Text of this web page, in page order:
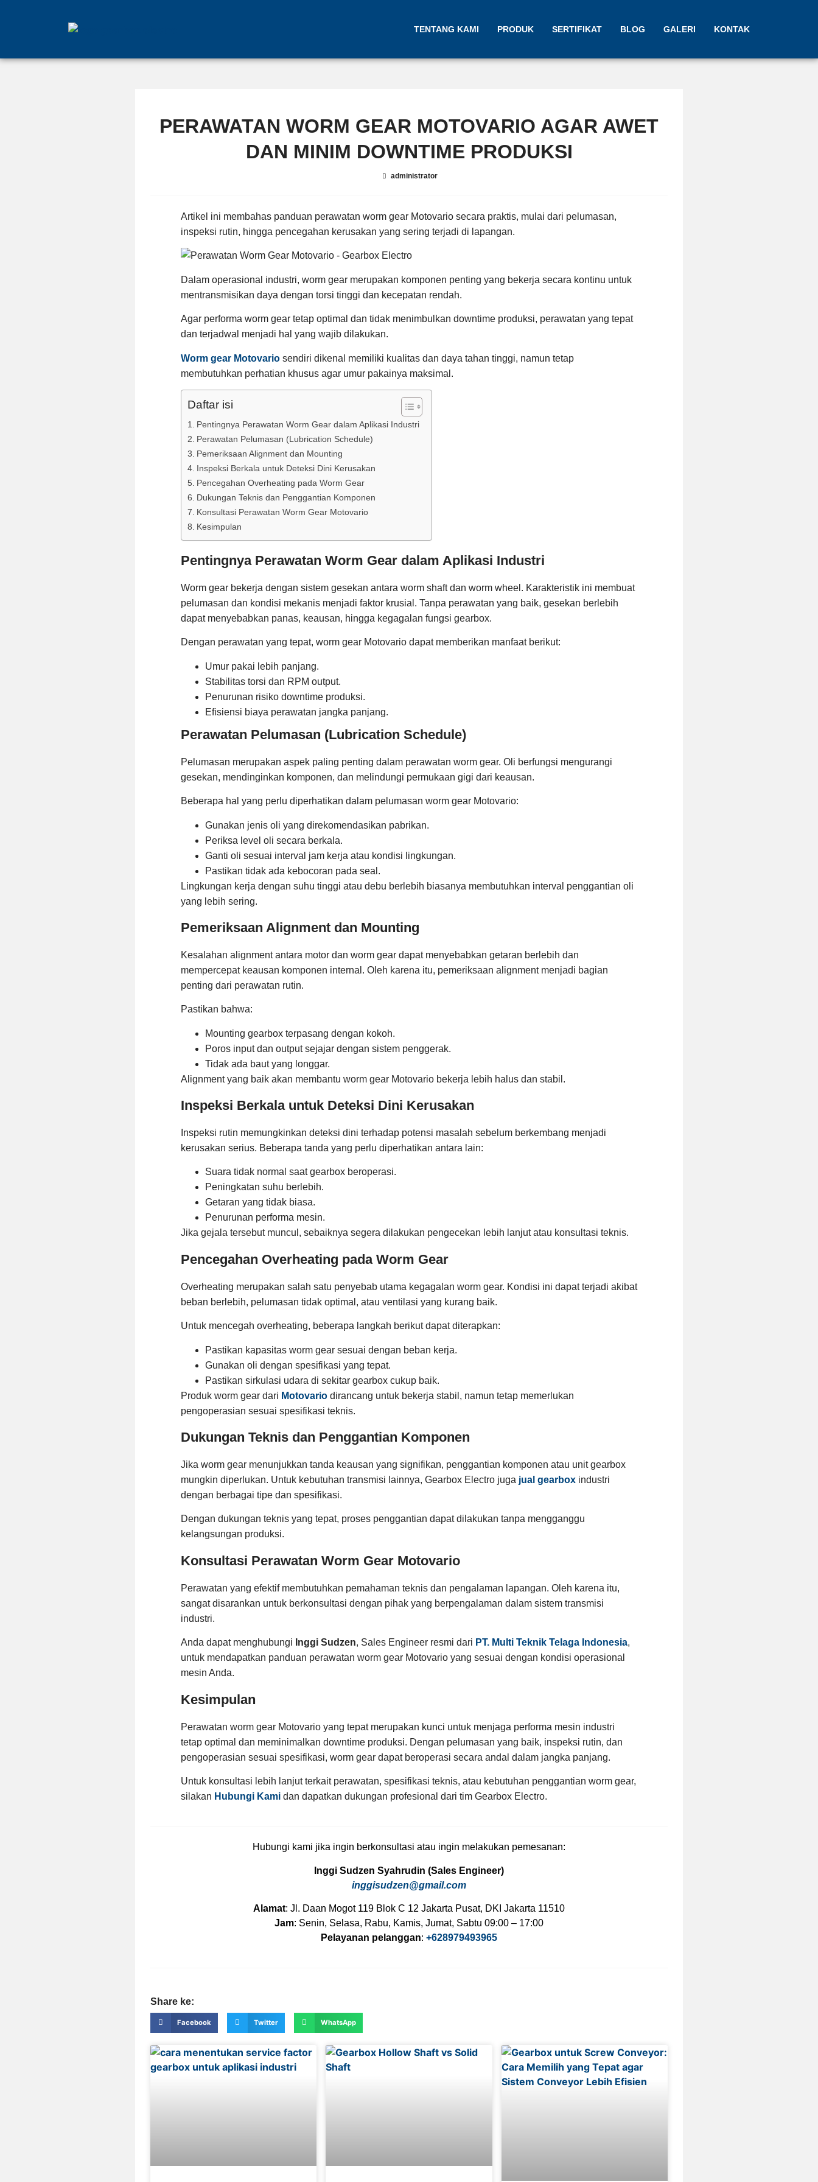
TENTANG KAMI PRODUK SERTIFIKAT BLOG GALERI KONTAK
PERAWATAN WORM GEAR MOTOVARIO AGAR AWET
DAN MINIM DOWNTIME PRODUKSI
administrator
Artikel ini membahas panduan perawatan worm gear Motovario secara praktis, mulai dari pelumasan,
inspeksi rutin, hingga pencegahan kerusakan yang sering terjadi di lapangan.
Dalam operasional industri, worm gear merupakan komponen penting yang bekerja secara kontinu untuk
mentransmisikan daya dengan torsi tinggi dan kecepatan rendah.
Agar performa worm gear tetap optimal dan tidak menimbulkan downtime produksi, perawatan yang tepat
dan terjadwal menjadi hal yang wajib dilakukan.
Worm gear Motovario sendiri dikenal memiliki kualitas dan daya tahan tinggi, namun tetap
membutuhkan perhatian khusus agar umur pakainya maksimal.
Daftar isi
Pentingnya Perawatan Worm Gear dalam Aplikasi Industri
Perawatan Pelumasan (Lubrication Schedule)
Pemeriksaan Alignment dan Mounting
Inspeksi Berkala untuk Deteksi Dini Kerusakan
Pencegahan Overheating pada Worm Gear
Dukungan Teknis dan Penggantian Komponen
Konsultasi Perawatan Worm Gear Motovario
Kesimpulan
Pentingnya Perawatan Worm Gear dalam Aplikasi Industri
Worm gear bekerja dengan sistem gesekan antara worm shaft dan worm wheel. Karakteristik ini membuat
pelumasan dan kondisi mekanis menjadi faktor krusial. Tanpa perawatan yang baik, gesekan berlebih
dapat menyebabkan panas, keausan, hingga kegagalan fungsi gearbox.
Dengan perawatan yang tepat, worm gear Motovario dapat memberikan manfaat berikut:
Umur pakai lebih panjang.
Stabilitas torsi dan RPM output.
Penurunan risiko downtime produksi.
Efisiensi biaya perawatan jangka panjang.
Perawatan Pelumasan (Lubrication Schedule)
Pelumasan merupakan aspek paling penting dalam perawatan worm gear. Oli berfungsi mengurangi
gesekan, mendinginkan komponen, dan melindungi permukaan gigi dari keausan.
Beberapa hal yang perlu diperhatikan dalam pelumasan worm gear Motovario:
Gunakan jenis oli yang direkomendasikan pabrikan.
Periksa level oli secara berkala.
Ganti oli sesuai interval jam kerja atau kondisi lingkungan.
Pastikan tidak ada kebocoran pada seal.
Lingkungan kerja dengan suhu tinggi atau debu berlebih biasanya membutuhkan interval penggantian oli
yang lebih sering.
Pemeriksaan Alignment dan Mounting
Kesalahan alignment antara motor dan worm gear dapat menyebabkan getaran berlebih dan
mempercepat keausan komponen internal. Oleh karena itu, pemeriksaan alignment menjadi bagian
penting dari perawatan rutin.
Pastikan bahwa:
Mounting gearbox terpasang dengan kokoh.
Poros input dan output sejajar dengan sistem penggerak.
Tidak ada baut yang longgar.
Alignment yang baik akan membantu worm gear Motovario bekerja lebih halus dan stabil.
Inspeksi Berkala untuk Deteksi Dini Kerusakan
Inspeksi rutin memungkinkan deteksi dini terhadap potensi masalah sebelum berkembang menjadi
kerusakan serius. Beberapa tanda yang perlu diperhatikan antara lain:
Suara tidak normal saat gearbox beroperasi.
Peningkatan suhu berlebih.
Getaran yang tidak biasa.
Penurunan performa mesin.
Jika gejala tersebut muncul, sebaiknya segera dilakukan pengecekan lebih lanjut atau konsultasi teknis.
Pencegahan Overheating pada Worm Gear
Overheating merupakan salah satu penyebab utama kegagalan worm gear. Kondisi ini dapat terjadi akibat
beban berlebih, pelumasan tidak optimal, atau ventilasi yang kurang baik.
Untuk mencegah overheating, beberapa langkah berikut dapat diterapkan:
Pastikan kapasitas worm gear sesuai dengan beban kerja.
Gunakan oli dengan spesifikasi yang tepat.
Pastikan sirkulasi udara di sekitar gearbox cukup baik.
Produk worm gear dari Motovario dirancang untuk bekerja stabil, namun tetap memerlukan
pengoperasian sesuai spesifikasi teknis.
Dukungan Teknis dan Penggantian Komponen
Jika worm gear menunjukkan tanda keausan yang signifikan, penggantian komponen atau unit gearbox
mungkin diperlukan. Untuk kebutuhan transmisi lainnya, Gearbox Electro juga jual gearbox industri
dengan berbagai tipe dan spesifikasi.
Dengan dukungan teknis yang tepat, proses penggantian dapat dilakukan tanpa mengganggu
kelangsungan produksi.
Konsultasi Perawatan Worm Gear Motovario
Perawatan yang efektif membutuhkan pemahaman teknis dan pengalaman lapangan. Oleh karena itu,
sangat disarankan untuk berkonsultasi dengan pihak yang berpengalaman dalam sistem transmisi
industri.
Anda dapat menghubungi Inggi Sudzen, Sales Engineer resmi dari PT. Multi Teknik Telaga Indonesia,
untuk mendapatkan panduan perawatan worm gear Motovario yang sesuai dengan kondisi operasional
mesin Anda.
Kesimpulan
Perawatan worm gear Motovario yang tepat merupakan kunci untuk menjaga performa mesin industri
tetap optimal dan meminimalkan downtime produksi. Dengan pelumasan yang baik, inspeksi rutin, dan
pengoperasian sesuai spesifikasi, worm gear dapat beroperasi secara andal dalam jangka panjang.
Untuk konsultasi lebih lanjut terkait perawatan, spesifikasi teknis, atau kebutuhan penggantian worm gear,
silakan Hubungi Kami dan dapatkan dukungan profesional dari tim Gearbox Electro.
Hubungi kami jika ingin berkonsultasi atau ingin melakukan pemesanan:
Inggi Sudzen Syahrudin (Sales Engineer)
inggisudzen@gmail.com
Alamat: Jl. Daan Mogot 119 Blok C 12 Jakarta Pusat, DKI Jakarta 11510
Jam: Senin, Selasa, Rabu, Kamis, Jumat, Sabtu 09:00 – 17:00
Pelayanan pelanggan: +628979493965
Share ke:
Facebook Twitter WhatsApp